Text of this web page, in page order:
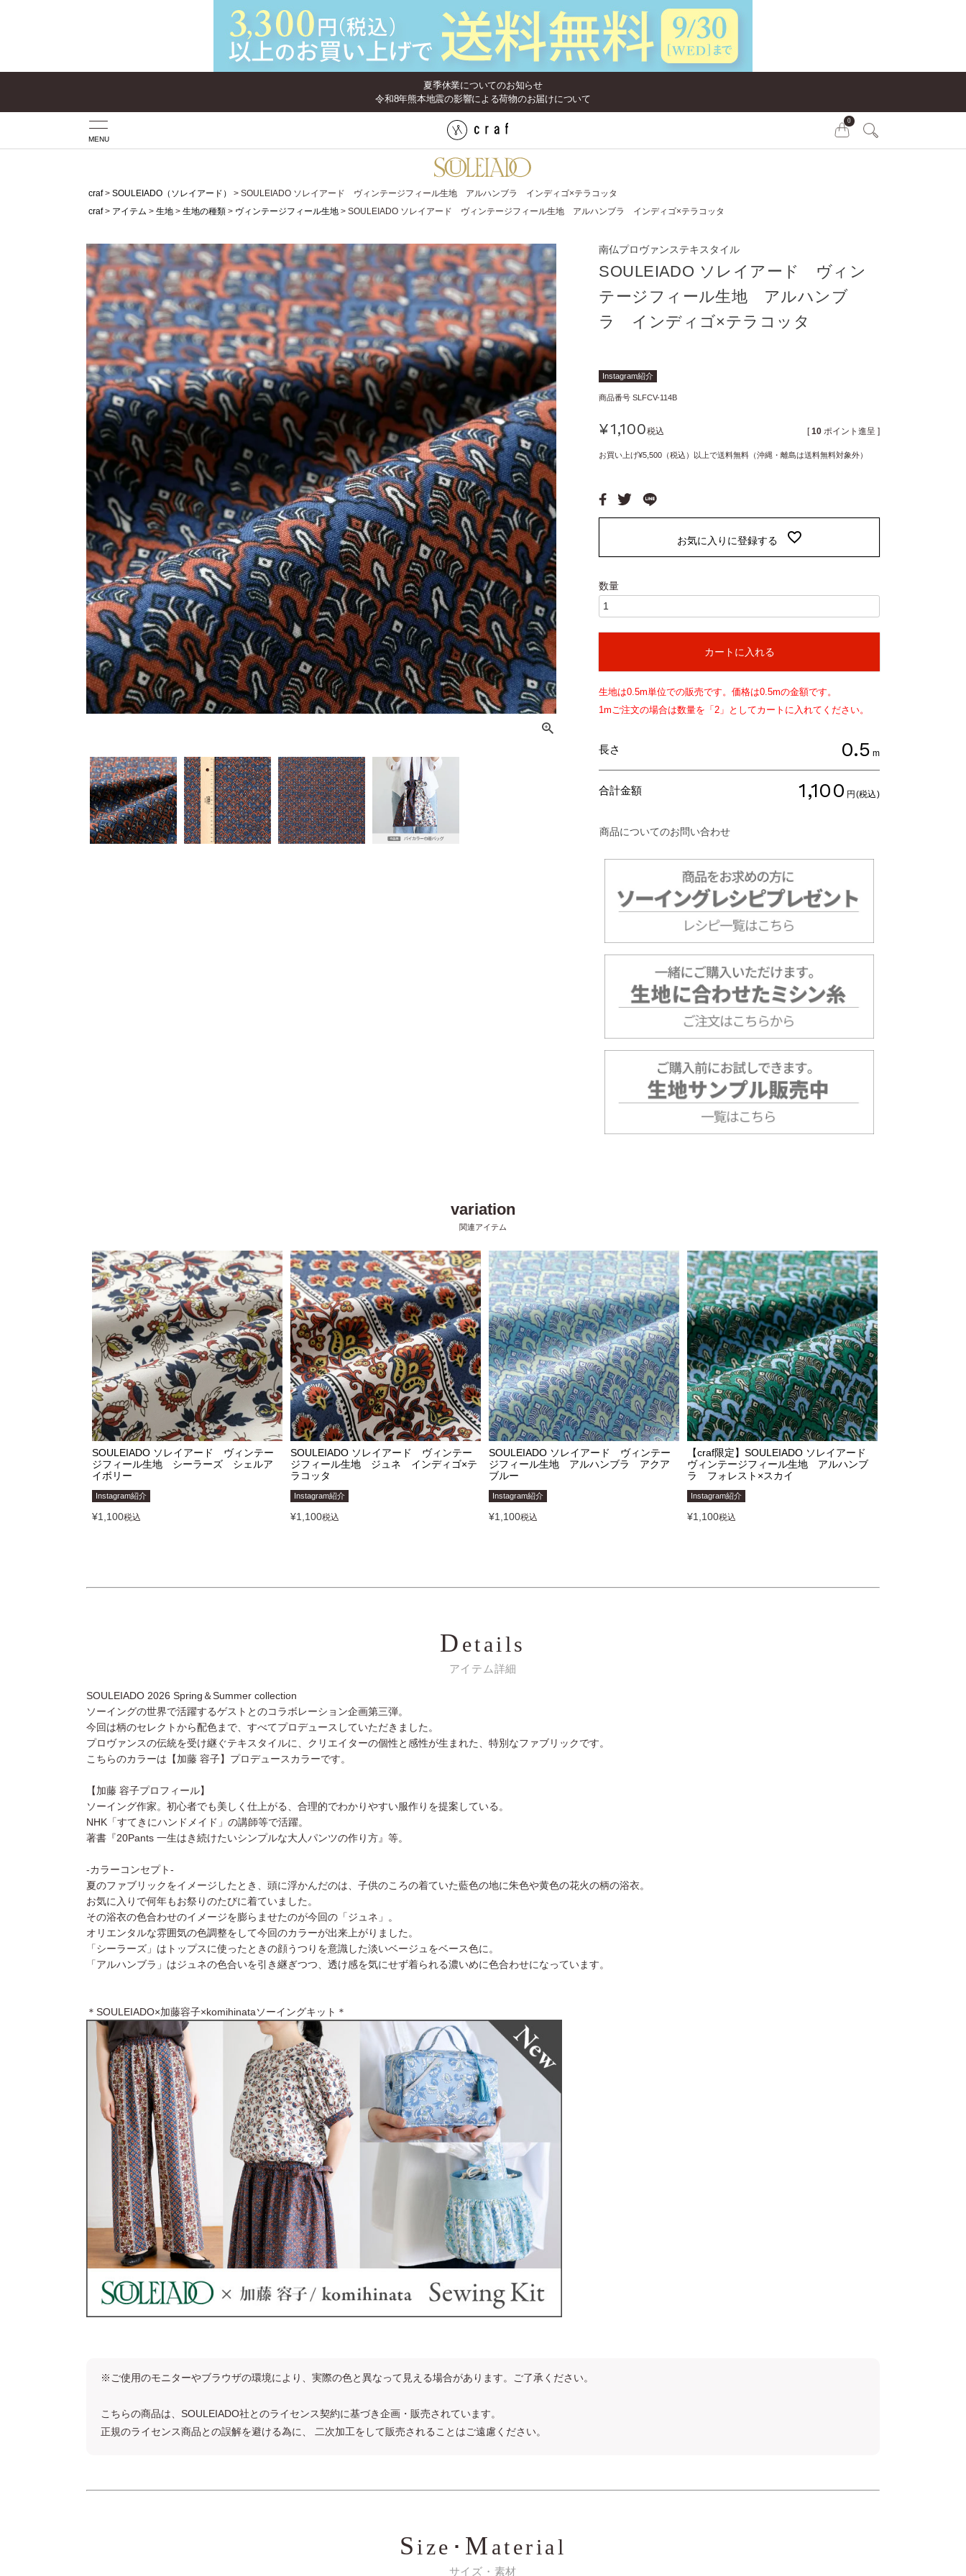
夏季休業についてのお知らせ
令和8年熊本地震の影響による荷物のお届けについて
MENU
0
craf SOULEIADO（ソレイアード）
SOULEIADO ソレイアード ヴィンテージフィール生地 アルハンブラ インディゴ×テラコッタ
craf
アイテム 生地 生地の種類 ヴィンテージフィール生地 SOULEIADO ソレイアード ヴィンテージフィール生地 アルハンブラ インディゴ×テラコッタ
南仏プロヴァンステキスタイル
SOULEIADO ソレイアード ヴィン
テージフィール生地 アルハンブ
ラ インディゴ×テラコッタ
Instagram紹介
商品番号 SLFCV-114B
¥1,100税込 [ 10 ポイント進呈 ]
お買い上げ¥5,500（税込）以上で送料無料（沖縄・離島は送料無料対象外）
お気に入りに登録する
カートに入れる
生地は0.5m単位での販売です。価格は0.5mの金額です。
1mご注文の場合は数量を「2」としてカートに入れてください。
長さ 0.5 m
合計金額 1,100 円(税込)
商品についてのお問い合わせ
SOULEIADO ソレイアード ヴィンテー
ジフィール生地 シーラーズ シェルア
イボリー
Instagram紹介
¥1,100税込
SOULEIADO ソレイアード ヴィンテー
ジフィール生地 ジュネ インディゴ×テ
ラコッタ
Instagram紹介
¥1,100税込
SOULEIADO ソレイアード ヴィンテー
ジフィール生地 アルハンブラ アクア
ブルー
Instagram紹介
¥1,100税込
【craf限定】SOULEIADO ソレイアード
ヴィンテージフィール生地 アルハンブ
ラ フォレスト×スカイ
Instagram紹介
¥1,100税込
D etails
アイテム詳細
SOULEIADO 2026 Spring＆Summer collection
ソーイングの世界で活躍するゲストとのコラボレーション企画第三弾。
今回は柄のセレクトから配色まで、すべてプロデュースしていただきました。
プロヴァンスの伝統を受け継ぐテキスタイルに、クリエイターの個性と感性が生まれた、特別なファブリックです。
こちらのカラーは【加藤 容子】プロデュースカラーです。
【加藤 容子プロフィール】
ソーイング作家。初心者でも美しく仕上がる、合理的でわかりやすい服作りを提案している。
NHK「すてきにハンドメイド」の講師等で活躍。
著書『20Pants 一生はき続けたいシンプルな大人パンツの作り方』等。
-カラーコンセプト-
夏のファブリックをイメージしたとき、頭に浮かんだのは、子供のころの着ていた藍色の地に朱色や黄色の花火の柄の浴衣。
お気に入りで何年もお祭りのたびに着ていました。
その浴衣の色合わせのイメージを膨らませたのが今回の「ジュネ」。
オリエンタルな雰囲気の色調整をして今回のカラーが出来上がりました。
「シーラーズ」はトップスに使ったときの顔うつりを意識した淡いベージュをベース色に。
「アルハンブラ」はジュネの色合いを引き継ぎつつ、透け感を気にせず着られる濃いめに色合わせになっています。
＊SOULEIADO×加藤容子×komihinataソーイングキット＊
※ご使用のモニターやブラウザの環境により、実際の色と異なって見える場合があります。ご了承ください。
こちらの商品は、SOULEIADO社とのライセンス契約に基づき企画・販売されています。
正規のライセンス商品との誤解を避ける為に、 二次加工をして販売されることはご遠慮ください。
Size･ M aterial
サイズ・素材